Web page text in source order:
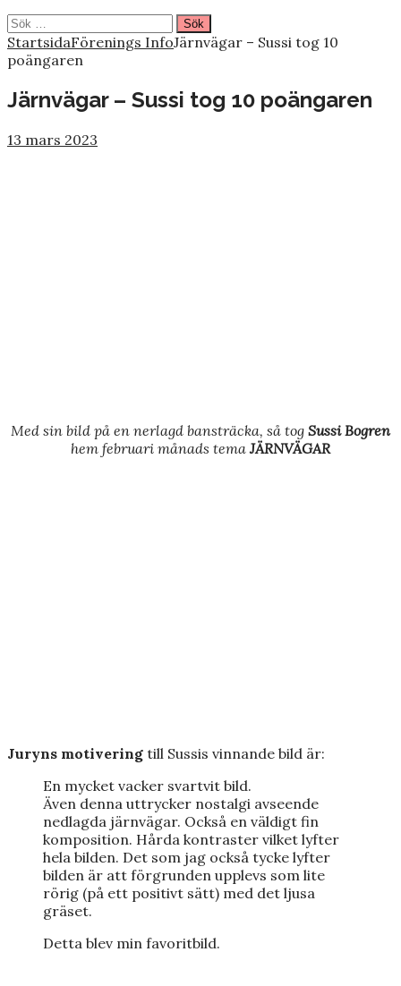
Sök
efter:
StartsidaFörenings InfoJärnvägar – Sussi tog 10
poängaren
Järnvägar – Sussi tog 10 poängaren
13 mars 2023
Med sin bild på en nerlagd bansträcka, så tog Sussi Bogren
hem februari månads temaJÄRNVÄGAR
Juryns motivering till Sussis vinnande bild är:
En mycket vacker svartvit bild.
Även denna uttrycker nostalgi avseende
nedlagda järnvägar. Också en väldigt fin
komposition. Hårda kontraster vilket lyfter
hela bilden. Det som jag också tycke lyfter
bilden är att förgrunden upplevs som lite
rörig (på ett positivt sätt) med det ljusa
gräset.
Detta blev min favoritbild.